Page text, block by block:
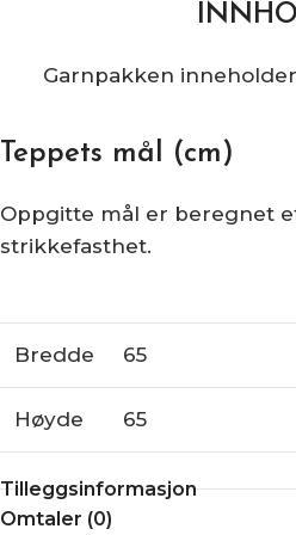
Garnpakken
Teppets mål (cm)
Oppgitte mål er beregnet
strikkefasthet.
Bredde 65
Høyde 65
Tilleggsinformasjon
Omtaler (0)